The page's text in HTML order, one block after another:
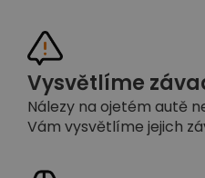
Vysvětlíme
Nálezy na ojetém autě
Vám vysvětlíme jejich